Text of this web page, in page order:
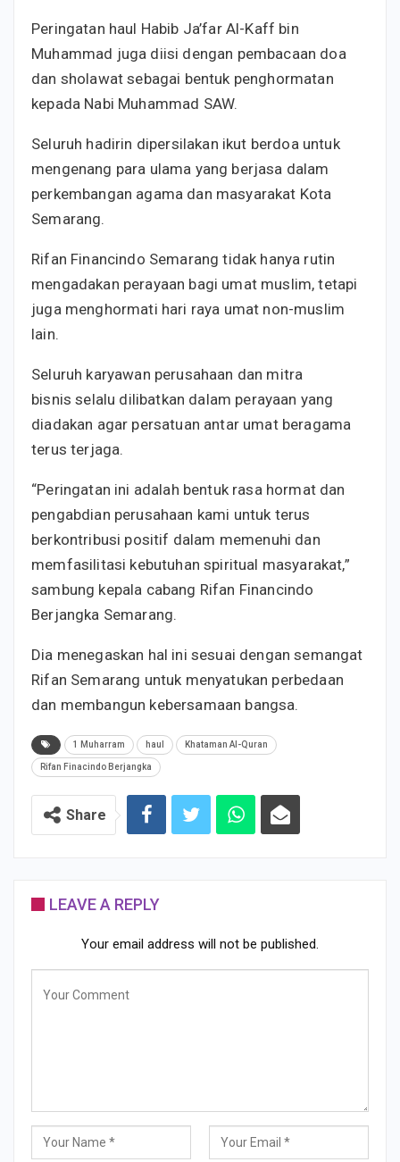
Peringatan haul Habib Ja’far Al-Kaff bin
Muhammad juga diisi dengan pembacaan doa
dan sholawat sebagai bentuk penghormatan
kepada Nabi Muhammad SAW.
Seluruh hadirin dipersilakan ikut berdoa untuk
mengenang para ulama yang berjasa dalam
perkembangan agama dan masyarakat Kota
Semarang.
Rifan Financindo Semarang tidak hanya rutin
mengadakan perayaan bagi umat muslim, tetapi
juga menghormati hari raya umat non-muslim
lain.
Seluruh karyawan perusahaan dan mitra
bisnis selalu dilibatkan dalam perayaan yang
diadakan agar persatuan antar umat beragama
terus terjaga.
“Peringatan ini adalah bentuk rasa hormat dan
pengabdian perusahaan kami untuk terus
berkontribusi positif dalam memenuhi dan
memfasilitasi kebutuhan spiritual masyarakat,”
sambung kepala cabang Rifan Financindo
Berjangka Semarang.
Dia menegaskan hal ini sesuai dengan semangat
Rifan Semarang untuk menyatukan perbedaan
dan membangun kebersamaan bangsa.
1 Muharram haul Khataman Al-Quran
Rifan Finacindo Berjangka
Share
LEAVE A REPLY
Your email address will not be published.